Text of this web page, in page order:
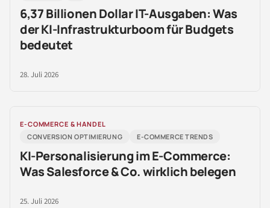
6,37 Billionen Dollar IT-Ausgaben: Was
der KI-Infrastrukturboom für Budgets
bedeutet
28. Juli 2026
E-COMMERCE & HANDEL
CONVERSION OPTIMIERUNG
E-COMMERCE TRENDS
KI-Personalisierung im E-Commerce:
Was Salesforce & Co. wirklich belegen
25. Juli 2026